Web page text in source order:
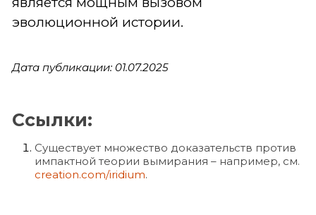
эволюционной истории.
Дата публикации: 01.07.2025
Ссылки:
Существует множество доказательств против
импактной теории вымирания – например, см.
creation.com/iridium.